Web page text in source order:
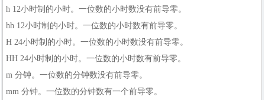
h 12小时制的小时。一位数的小时数没有前导零。
hh 12小时制的小时。一位数的小时数有前导零。
H 24小时制的小时。一位数的小时数没有前导零。
HH 24小时制的小时。一位数的小时数有前导零。
m 分钟。一位数的分钟数没有前导零。
mm 分钟。一位数的分钟数有一个前导零。